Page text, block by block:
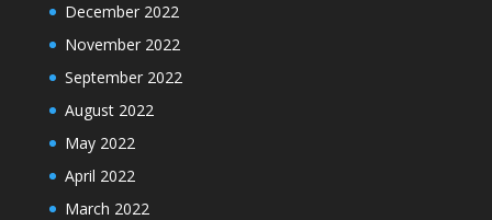
December 2022
November 2022
September 2022
August 2022
May 2022
April 2022
March 2022